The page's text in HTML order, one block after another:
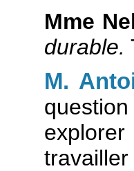
Mme
durable.
M.